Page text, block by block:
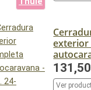
exterior
Ver